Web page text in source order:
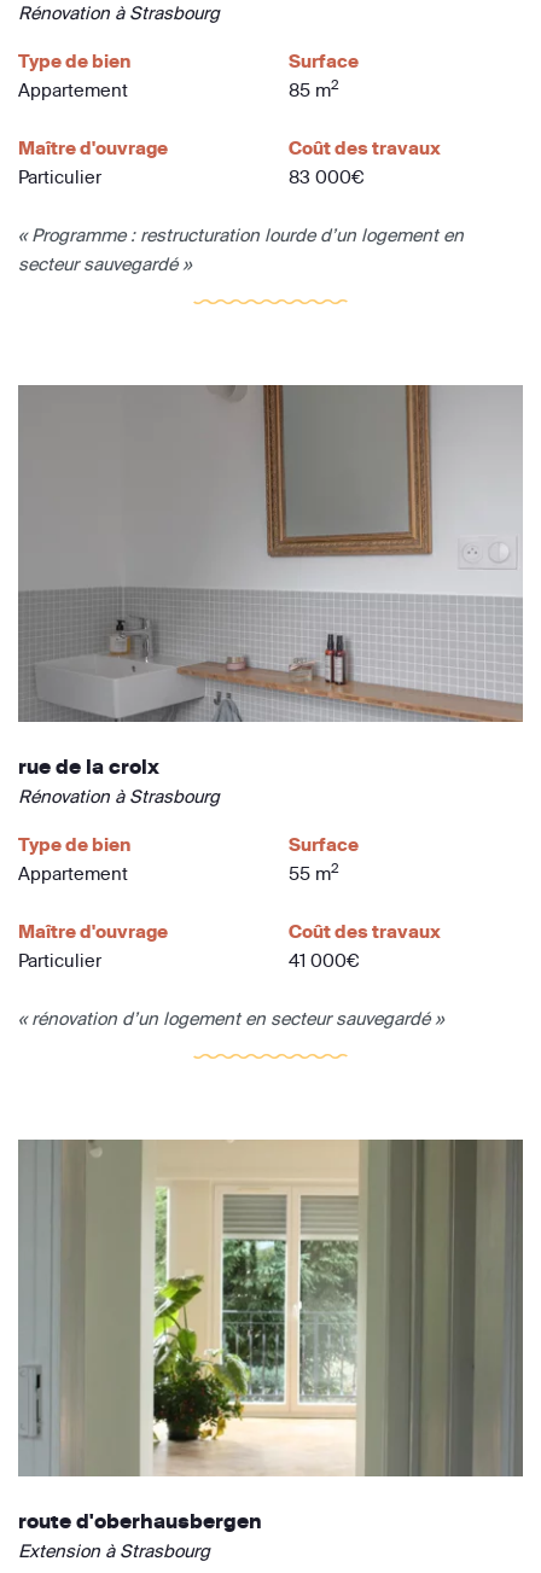
Rénovation à Strasbourg
Type de bien
Appartement
Surface
85 m2
Maître d'ouvrage
Particulier
Coût des travaux
83 000€
« Programme : restructuration lourde d’un logement en
secteur sauvegardé »
rue de la croix
Rénovation à Strasbourg
Type de bien
Appartement
Surface
55 m2
Maître d'ouvrage
Particulier
Coût des travaux
41 000€
« rénovation d’un logement en secteur sauvegardé »
route d'oberhausbergen
Extension à Strasbourg